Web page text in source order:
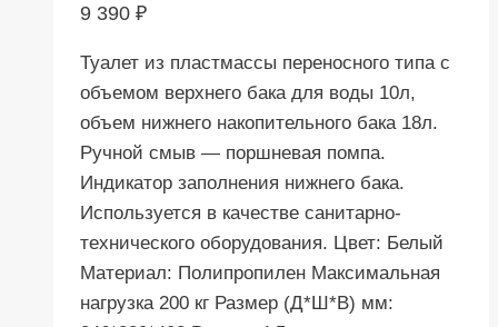
9 390 ₽
Туалет из пластмассы переносного типа с
объемом верхнего бака для воды 10л,
объем нижнего накопительного бака 18л.
Ручной смыв — поршневая помпа.
Индикатор заполнения нижнего бака.
Используется в качестве санитарно-
технического оборудования. Цвет: Белый
Материал: Полипропилен Максимальная
нагрузка 200 кг Размер (Д*Ш*В) мм: